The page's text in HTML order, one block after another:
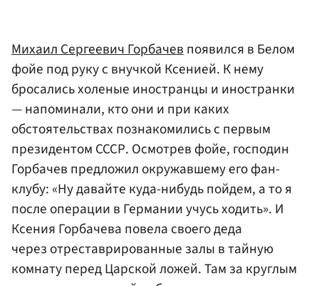
Михаил Сергеевич Горбачевпоявился в Белом
фойе под руку с внучкой Ксенией. К нему
бросались холеные иностранцы и иностранки
— напоминали, кто они и при каких
обстоятельствах познакомились с первым
президентом СССР. Осмотрев фойе, господин
Горбачев предложил окружавшему его фан-
клубу: «Ну давайте куда-нибудь пойдем, а то я
после операции в Германии учусь ходить». И
Ксения Горбачева повела своего деда
через отреставрированные залы в тайную
комнату перед Царской ложей. Там за круглым